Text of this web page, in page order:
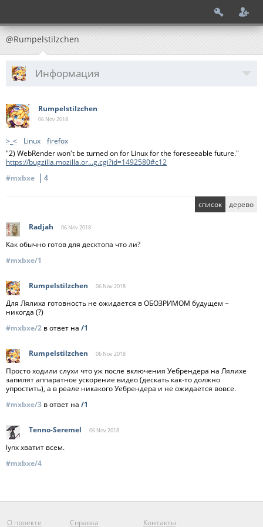
@Rumpelstilzchen
Информация
Rumpelstilzchen
06 Nov2018
>_< Linux
firefox
"2) WebRender won't be turned on for Linux for the foreseeable future."
https://bugzilla.mozilla.or...g.cgi?id=1492580#c12
#mxbxe
4
список дерево
Radjah 06 Nov2018
Как обычно готов для десктопа что ли?
#mxbxe/1
Rumpelstilzchen 06 Nov2018
Для Лялиха готовность не ожидается в ОБОЗРИМОМ будущем ~
никогда (?)
#mxbxe/2 в ответ на /1
Rumpelstilzchen 06 Nov2018
Просто ходили слухи что уж после включения Уебрендера на Лялихе
запилят аппаратное ускорение видео (дескать как-то должно
упростить), а в реале никакого Уебрендера и не ожидается вовсе.
#mxbxe/3 в ответ на /1
Tenno-Seremel 06 Nov2018
lynx хватит всем.
#mxbxe/4
О проекте Справка Контакты